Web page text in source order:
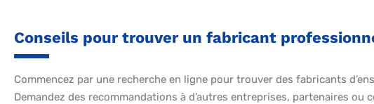
Conseils pour trouver un fabricant
Commencez par une recherche en ligne pour trouver des fabricants
Demandez des recommandations à d’autres entreprises, partenaires ou